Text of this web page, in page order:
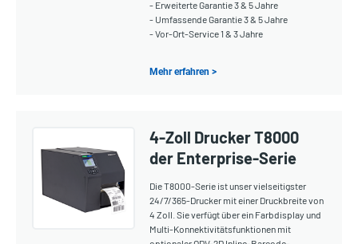
- Erweiterte Garantie 3 & 5 Jahre
- Umfassende Garantie 3 & 5 Jahre
- Vor-Ort-Service 1 & 3 Jahre
Mehr erfahren >
4-Zoll Drucker T8000
der Enterprise-Serie
Die T8000-Serie ist unser vielseitigster
24/7/365-Drucker mit einer Druckbreite von
4 Zoll. Sie verfügt über ein Farbdisplay und
Multi-Konnektivitätsfunktionen mit